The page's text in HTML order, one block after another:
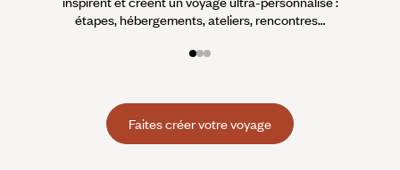
étapes, hébergements, ateliers, rencontres…
Faites créer votre voyage